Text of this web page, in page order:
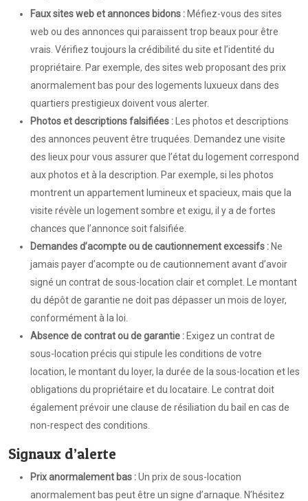
Faux sites web et annonces bidons : Méfiez-vous des sites
web ou des annonces qui paraissent trop beaux pour être
vrais. Vérifiez toujours la crédibilité du site et l’identité du
propriétaire. Par exemple, des sites web proposant des prix
anormalement bas pour des logements luxueux dans des
quartiers prestigieux doivent vous alerter.
Photos et descriptions falsifiées :
Les photos et descriptions
des annonces peuvent être truquées. Demandez une visite
des lieux pour vous assurer que l’état du logement correspond
aux photos et à la description. Par exemple, si les photos
montrent un appartement lumineux et spacieux, mais que la
visite révèle un logement sombre et exigu, il y a de fortes
chances que l’annonce soit falsifiée.
Demandes d’acompte ou de cautionnement excessifs : Ne
jamais payer d’acompte ou de cautionnement avant d’avoir
signé un contrat de sous-location clair et complet. Le montant
du dépôt de garantie ne doit pas dépasser un mois de loyer,
conformément à la loi.
Absence de contrat ou de garantie : Exigez un contrat de
sous-location précis qui stipule les conditions de votre
location, le montant du loyer, la durée de la sous-location et les
obligations du propriétaire et du locataire. Le contrat doit
également prévoir une clause de résiliation du bail en cas de
non-respect des conditions.
Signaux d’alerte
Prix anormalement bas :Un prix de sous-location
anormalement bas peut être un signe d’arnaque. N’hésitez